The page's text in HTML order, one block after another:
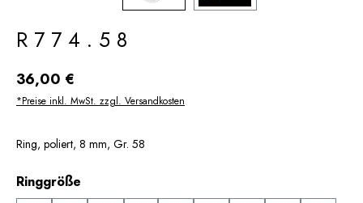
R774.58
Regulärer Preis:
36,00 €
*Preise inkl. MwSt. zzgl. Versandkosten
Ring, poliert, 8 mm, Gr. 58
Ringgröße